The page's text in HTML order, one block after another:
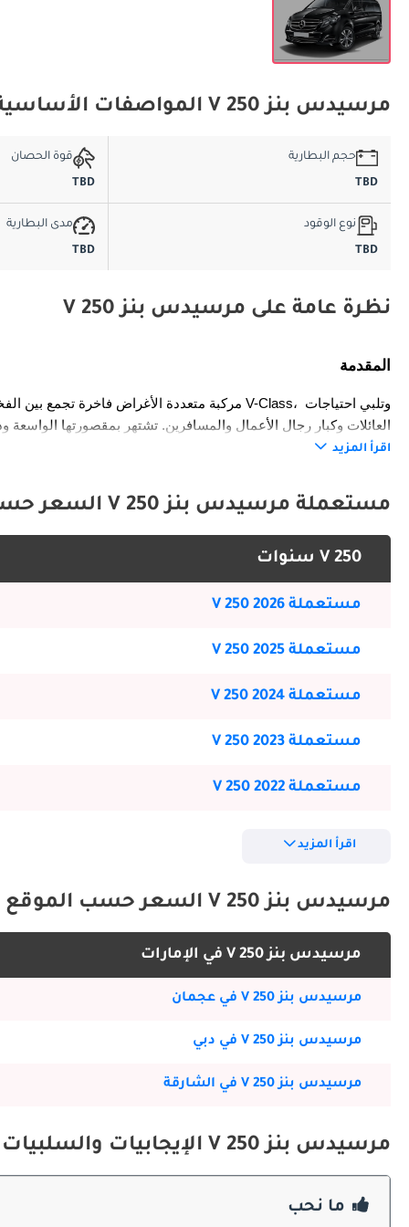
مرسيدس بنز V 250 المواصفات الأساسية
حجم البطارية
TBD
قوة الحصان
TBD
نوع الوقود
TBD
مدى البطارية
TBD
نظرة عامة على مرسيدس بنز V 250
المقدمة
المسافات الطويلة. سمعتها في مجال السلامة والجودة والمرونة جعلتها من أكثر الفانات الفاخرة المطلوبة في السوق.
الداخل
ميزات السلامة
خيارات المحركات
التوازن يوفر مزيجاً مثالياً بين القوة والاقتصاد لمختلف الاستخدامات.
الصيانة
تبقى V 250 خياراً مفضلاً. مزيج الهندسة الألمانية والفخامة يجعلها متفوقة في فئتها.
اقرأ المزيد
مستعملة مرسيدس بنز V 250 السعر حسب السنة
V 250 سنوات
مستعملة V 250 2026
مستعملة V 250 2025
مستعملة V 250 2024
مستعملة V 250 2023
مستعملة V 250 2022
مستعملة V 250 2021
اقرأ المزيد
مرسيدس بنز V 250 السعر حسب الموقع
مرسيدس بنز V 250 في الإمارات
مرسيدس بنز V 250 في عجمان
مرسيدس بنز V 250 في دبي
مرسيدس بنز V 250 في الشارقة
مرسيدس بنز V 250 الإيجابيات والسلبيات
ما نحب